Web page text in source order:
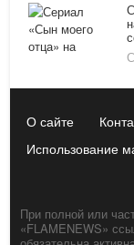
О сайте
Использование
При полной или
«FLAMENEWS»